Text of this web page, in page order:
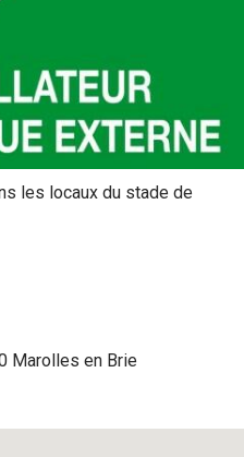
les locaux du stade de
Marolles en Brie